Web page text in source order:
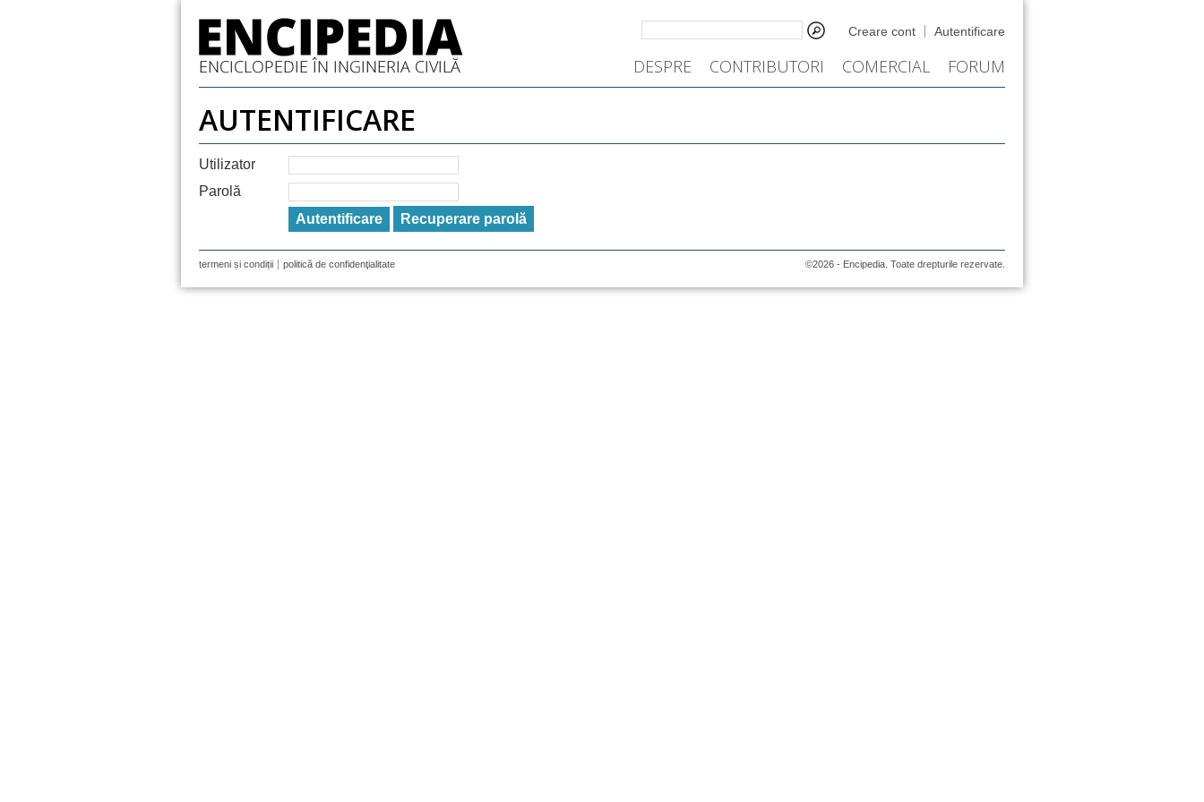
DESPRE CONTRIBUTORI COMERCIAL FORUM
Creare cont Autentificare
AUTENTIFICARE
Utilizator
Parolă
Recuperare parolă
termeni și condiții politică de confidenţialitate ©2026 - Encipedia. Toate drepturile rezervate.